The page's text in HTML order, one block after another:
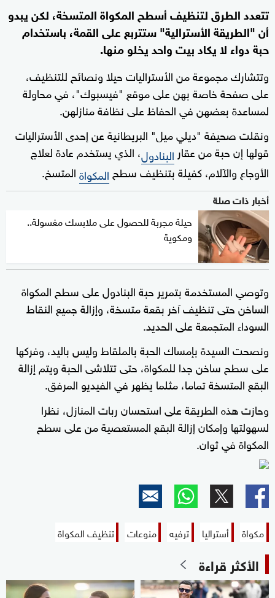
تتعدد الطرق لتنظيف أسطح المكواة المتسخة، لكن يبدو
أن "الطريقة الأسترالية" ستتربع على القمة، باستخدام
حبة دواء لا يكاد بيت واحد يخلو منها.
وتتشارك مجموعة من الأستراليات حيلا ونصائح للتنظيف،
على صفحة خاصة بهن على موقع "فيسبوك"، في محاولة
لمساعدة بعضهن في الحفاظ على نظافة منازلهن.
ونقلت صحيفة "ديلي ميل" البريطانية عن إحدى الأستراليات
قولها إن حبة من عقار البنادول، الذي يستخدم عادة لعلاج
الأوجاع والآلام، كفيلة بتنظيف سطح المكواةالمتسخ.
أخبار ذات صلة
حيلة مجربة للحصول على ملابسك مغسولة..
ومكوية
وتوصي المستخدمة بتمرير حبة البنادول على سطح المكواة
الساخن حتى تنظيف آخر بقعة متسخة، وإزالة جميع النقاط
السوداء المتجمعة على الحديد.
ونصحت السيدة بإمساك الحبة بالملقاط وليس باليد، وفركها
على سطح ساخن جدا للمكواة، حتى تتلاشى الحبة ويتم إزالة
البقع المتسخة تماما، مثلما يظهر في الفيديو المرفق.
وحازت هذه الطريقة على استحسان ربات المنازل، نظرا
لسهولتها وإمكان إزالة البقع المستعصية من على سطح
المكواة في ثوان.
مكواة أستراليا ترفيه منوعات تنظيف المكواة
الأكثر قراءة